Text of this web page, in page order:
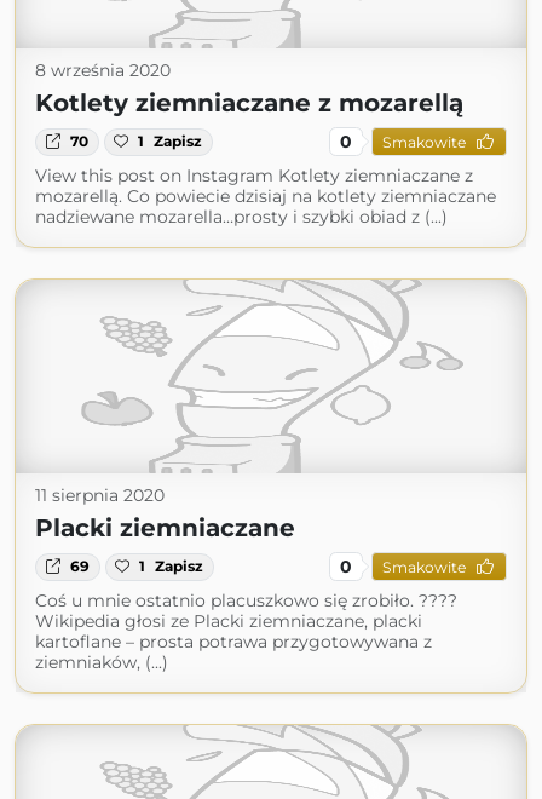
8 września 2020
Kotlety ziemniaczane z mozarellą
70 1 Zapisz 0 Smakowite
View this post on Instagram Kotlety ziemniaczane z
mozarellą. Co powiecie dzisiaj na kotlety ziemniaczane
nadziewane mozarella…prosty i szybki obiad z (...)
11 sierpnia 2020
Placki ziemniaczane
69 1 Zapisz 0 Smakowite
Coś u mnie ostatnio placuszkowo się zrobiło. ????
Wikipedia głosi ze Placki ziemniaczane, placki
kartoflane – prosta potrawa przygotowywana z
ziemniaków, (...)